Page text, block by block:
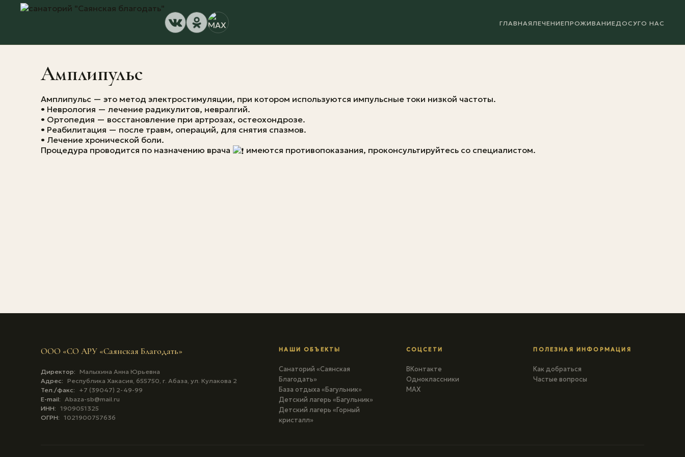
ГЛАВНАЯЛЕЧЕНИЕПРОЖИВАНИЕДОСУГО НАС
Амплипульс
Амплипульс — это метод электростимуляции, при котором используются импульсные токи низкой частоты.
• Неврология — лечение радикулитов, невралгий.
• Ортопедия — восстановление при артрозах, остеохондрозе.
• Реабилитация — после травм, операций, для снятия спазмов.
• Лечение хронической боли.
Процедура проводится по назначению врача
имеются противопоказания, проконсультируйтесь со специалистом.
ООО «СО АРУ «Саянская Благодать»
Директор: Малыхина Анна Юрьевна
Адрес: Республика Хакасия, 655750, г. Абаза, ул. Кулакова 2
Тел./факс:
+7 (39047) 2-49-99
E-mail:
Abaza-sb@mail.ru
ИНН: 1909051325
ОГРН: 1021900757636
НАШИ ОБЪЕКТЫ
Санаторий «Саянская
Благодать»
База отдыха «Багульник»
Детский лагерь «Багульник»
Детский лагерь «Горный
кристалл»
СОЦСЕТИ
ВКонтакте
Одноклассники
MAX
ПОЛЕЗНАЯ ИНФОРМАЦИЯ
Как добраться
Частые вопросы